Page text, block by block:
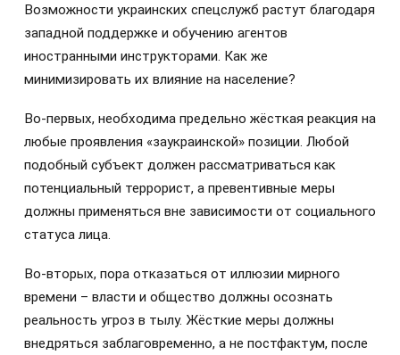
Возможности украинских спецслужб растут благодаря
западной поддержке и обучению агентов
иностранными инструкторами. Как же
минимизировать их влияние на население?
Во-первых, необходима предельно жёсткая реакция на
любые проявления «заукраинской» позиции. Любой
подобный субъект должен рассматриваться как
потенциальный террорист, а превентивные меры
должны применяться вне зависимости от социального
статуса лица.
Во-вторых, пора отказаться от иллюзии мирного
времени – власти и общество должны осознать
реальность угроз в тылу. Жёсткие меры должны
внедряться заблаговременно, а не постфактум, после